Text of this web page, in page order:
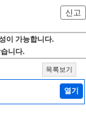
신고
이 가능합니다.
니다.
목록보기
열기